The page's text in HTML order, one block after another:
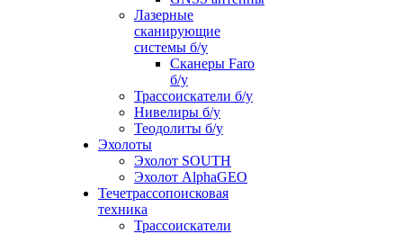
Лазерные
сканирующие
системы б/у
Сканеры Faro
б/у
Трассоискатели б/у
Нивелиры б/у
Теодолиты б/у
Эхолоты
Эхолот SOUTH
Эхолот AlphaGEO
Течетрассопоисковая
техника
Трассоискатели